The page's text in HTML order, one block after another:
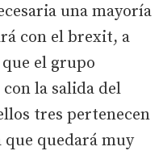
una mayoría
con el brexit, a
el grupo
la salida del
tres pertenecen
quedará muy